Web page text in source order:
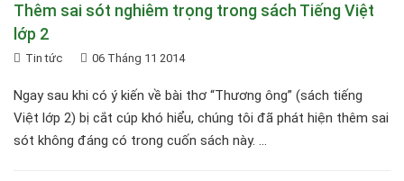
Thêm sai sót nghiêm trọng trong sách Tiếng Việt
lớp 2
Tin tức 06 Tháng 11 2014
Ngay sau khi có ý kiến về bài thơ “Thương ông” (sách tiếng
Việt lớp 2) bị cắt cúp khó hiểu, chúng tôi đã phát hiện thêm sai
sót không đáng có trong cuốn sách này. ...